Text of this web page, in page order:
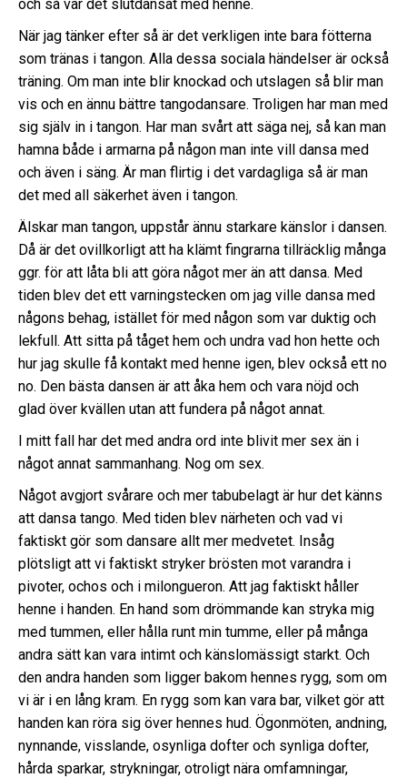
och så var det slutdansat med henne.
När jag tänker efter så är det verkligen inte bara fötterna
som tränas i tangon. Alla dessa sociala händelser är också
träning. Om man inte blir knockad och utslagen så blir man
vis och en ännu bättre tangodansare. Troligen har man med
sig själv in i tangon. Har man svårt att säga nej, så kan man
hamna både i armarna på någon man inte vill dansa med
och även i säng. Är man flirtig i det vardagliga så är man
det med all säkerhet även i tangon.
Älskar man tangon, uppstår ännu starkare känslor i dansen.
Då är det ovillkorligt att ha klämt fingrarna tillräcklig många
ggr. för att låta bli att göra något mer än att dansa. Med
tiden blev det ett varningstecken om jag ville dansa med
någons behag, istället för med någon som var duktig och
lekfull. Att sitta på tåget hem och undra vad hon hette och
hur jag skulle få kontakt med henne igen, blev också ett no
no. Den bästa dansen är att åka hem och vara nöjd och
glad över kvällen utan att fundera på något annat.
I mitt fall har det med andra ord inte blivit mer sex än i
något annat sammanhang. Nog om sex.
Något avgjort svårare och mer tabubelagt är hur det känns
att dansa tango. Med tiden blev närheten och vad vi
faktiskt gör som dansare allt mer medvetet. Insåg
plötsligt att vi faktiskt stryker brösten mot varandra i
pivoter, ochos och i milongueron. Att jag faktiskt håller
henne i handen. En hand som drömmande kan stryka mig
med tummen, eller hålla runt min tumme, eller på många
andra sätt kan vara intimt och känslomässigt starkt. Och
den andra handen som ligger bakom hennes rygg, som om
vi är i en lång kram. En rygg som kan vara bar, vilket gör att
handen kan röra sig över hennes hud. Ögonmöten, andning,
nynnande, visslande, osynliga dofter och synliga dofter,
hårda sparkar, strykningar, otroligt nära omfamningar,